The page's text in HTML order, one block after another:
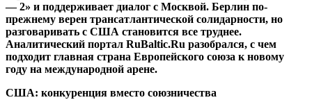
— 2» и поддерживает диалог с Москвой. Берлин по-
прежнему верен трансатлантической солидарности, но
разговаривать с США становится все труднее.
Аналитический портал RuBaltic.Ru разобрался, с чем
подходит главная страна Европейского союза к новому
году на международной арене.
США: конкуренция вместо союзничества